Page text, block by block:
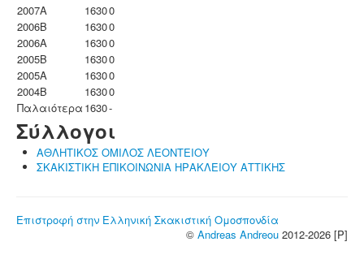
2007A
16300
2006B
16300
2006A
16300
2005B
16300
2005A
16300
2004B
16300
Παλαιότερα 1630-
Σύλλογοι
ΑΘΛΗΤΙΚΟΣ ΟΜΙΛΟΣ ΛΕΟΝΤΕΙΟΥ
ΣΚΑΚΙΣΤΙΚΗ ΕΠΙΚΟΙΝΩΝΙΑ ΗΡΑΚΛΕΙΟΥ ΑΤΤΙΚΗΣ
Επιστροφή στην Ελληνική Σκακιστική Ομοσπονδία
© Andreas Andreou 2012-2026 [P]